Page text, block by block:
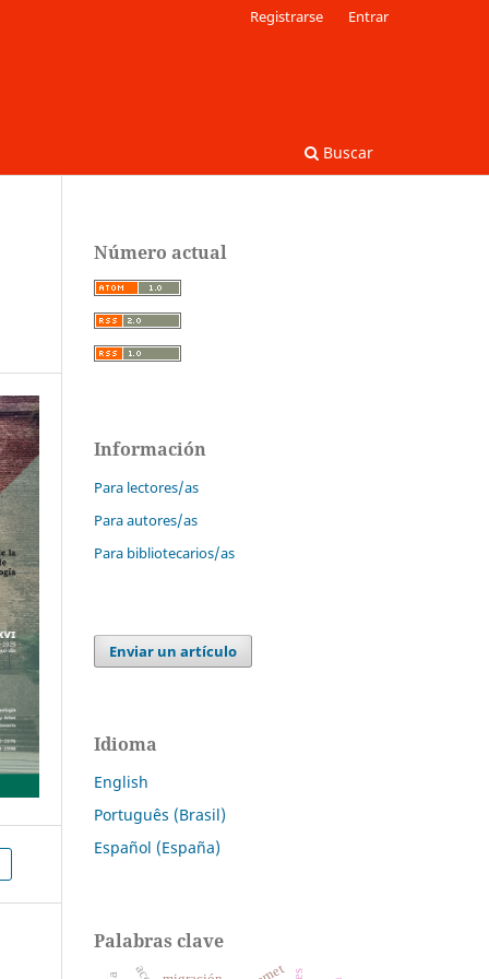
Buscar
Registrarse Entrar
Número actual
Información
Para lectores/as
Para autores/as
Para bibliotecarios/as
Enviar un artículo
Idioma
English
Português (Brasil)
Español (España)
Palabras clave